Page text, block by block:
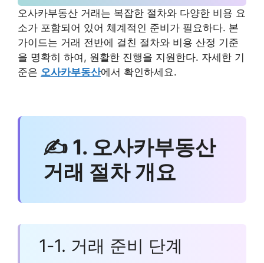
오사카부동산 거래는 복잡한 절차와 다양한 비용 요
소가 포함되어 있어 체계적인 준비가 필요하다. 본
가이드는 거래 전반에 걸친 절차와 비용 산정 기준
을 명확히 하여, 원활한 진행을 지원한다. 자세한 기
준은 오사카부동산에서 확인하세요.
✍ 1. 오사카부동산
거래 절차 개요
1-1. 거래 준비 단계